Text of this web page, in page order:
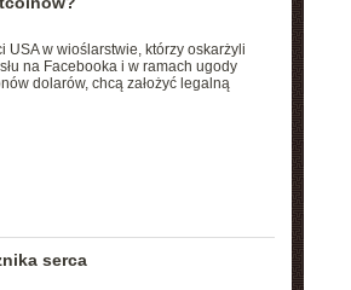
USA w wioślarstwie, którzy oskarżyli
na Facebooka i w ramach ugody
dolarów, chcą założyć legalną
serca